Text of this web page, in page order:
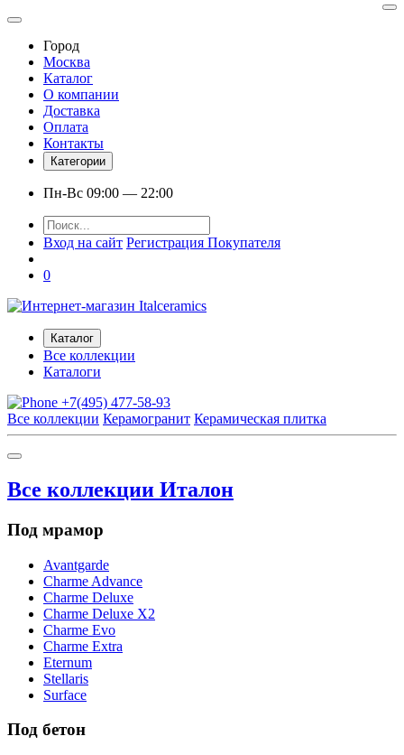
Город
Москва
Каталог
О компании
Доставка
Оплата
Контакты
Категории
Пн-Вс 09:00 — 22:00
Вход на сайт Регистрация Покупателя
0
Каталог
Все коллекции
Каталоги
+7(495) 477-58-93
Все коллекции Керамогранит Керамическая плитка
Все коллекции Италон
Под мрамор
Avantgarde
Charme Advance
Charme Deluxe
Charme Deluxe X2
Charme Evo
Charme Extra
Eternum
Stellaris
Surface
Под бетон